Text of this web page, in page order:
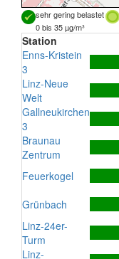
sehr gering belastet
0 bis 35 µg/m³
Station
Enns-Kristein
3
Linz-Neue
Welt
Gallneukirchen
3
Braunau
Zentrum
Feuerkogel
Grünbach
Linz-24er-
Turm
Linz-